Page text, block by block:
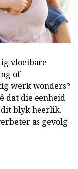
vloeibare
of
werk wonders?
dat die eenheid
dit blyk heerlik.
as gevolg